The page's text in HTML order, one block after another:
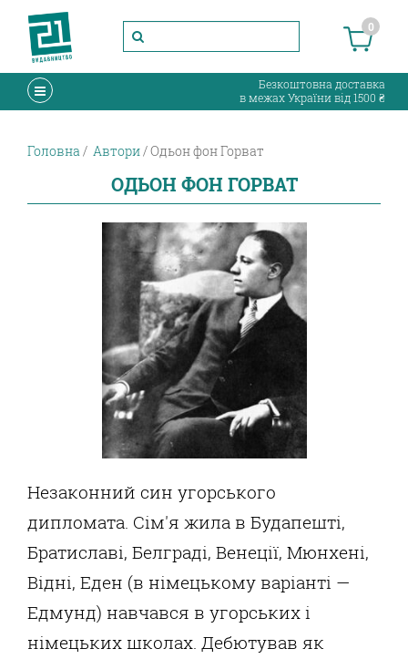
0
Безкоштовна доставка
в межах України від 1500 ₴
Головна Автори Одьон фон Горват
ОДЬОН ФОН ГОРВАТ
Незаконний син угорського
дипломата. Сім'я жила в Будапешті,
Братиславі, Белграді, Венеції, Мюнхені,
Відні, Еден (в німецькому варіанті —
Едмунд) навчався в угорських і
німецьких школах. Дебютував як